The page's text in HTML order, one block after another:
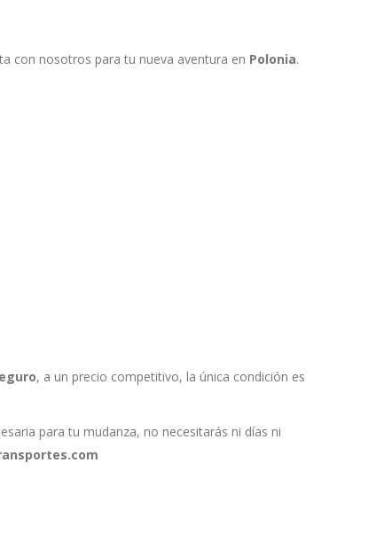
con nosotros para tu nueva aventura en Polonia.
, a un precio competitivo, la única condición es
para tu mudanza, no necesitarás ni días ni